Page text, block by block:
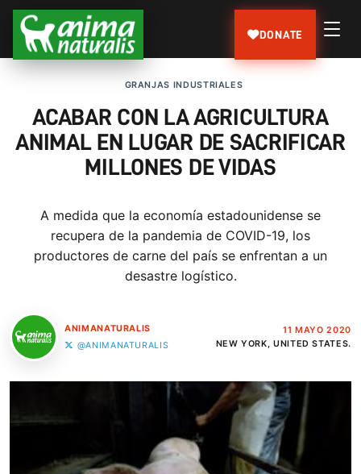
DONATE
GRANJAS INDUSTRIALES
ACABAR CON LA AGRICULTURA
ANIMAL EN LUGAR DE SACRIFICAR
MILLONES DE VIDAS
A medida que la economía estadounidense se
recupera de la pandemia de COVID-19, los
productores de carne del país se enfrentan a un
desastre logístico.
ANIMANATURALIS
@ANIMANATURALIS
11 MAYO 2020
NEW YORK, UNITED STATES.